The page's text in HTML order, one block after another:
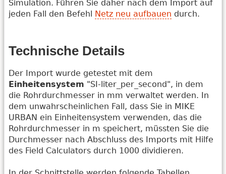
Simulation. Führen Sie daher nach dem Import auf
jeden Fall den Befehl Netz neu aufbauen durch.
Technische Details
Der Import wurde getestet mit dem
Einheitensystem "SI-liter_per_second", in dem
die Rohrdurchmesser in mm verwaltet werden. In
dem unwahrscheinlichen Fall, dass Sie in MIKE
URBAN ein Einheitensystem verwenden, das die
Rohrdurchmesser in m speichert, müssten Sie die
Durchmesser nach Abschluss des Imports mit Hilfe
des Field Calculators durch 1000 dividieren.